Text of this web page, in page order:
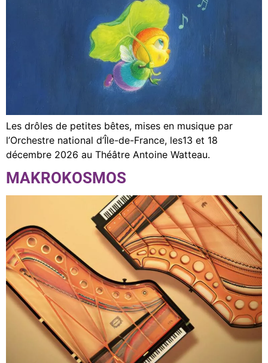
Les drôles de petites bêtes, mises en musique par
l’Orchestre national d’Île-de-France, les13 et 18
décembre 2026 au Théâtre Antoine Watteau.
MAKROKOSMOS